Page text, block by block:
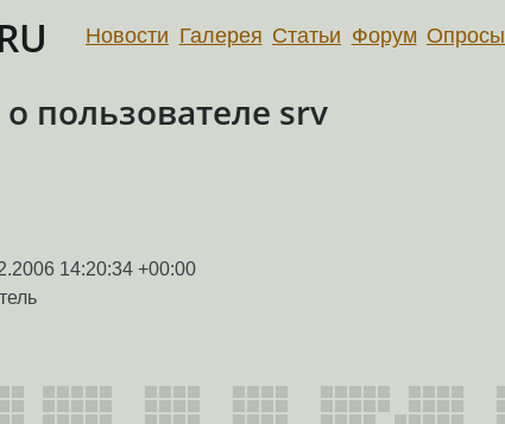
Новости Галерея Статьи Форум Опросы
пользователе srv
14:20:34 +00:00